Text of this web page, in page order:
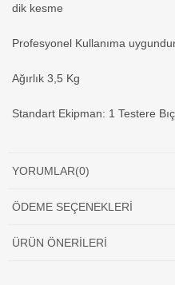
dik kesme
Profesyonel Kullanıma
Ağırlık 3,5 Kg
Standart Ekipman: 1 Testere
YORUMLAR(0)
ÖDEME SEÇENEKLERI
ÜRÜN ÖNERILERI